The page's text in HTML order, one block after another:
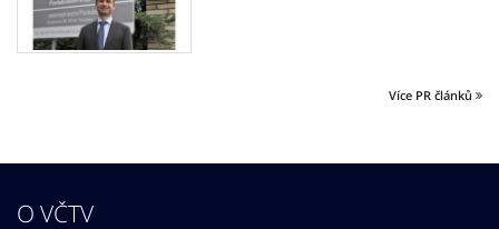
Více PR článků
O VČTV